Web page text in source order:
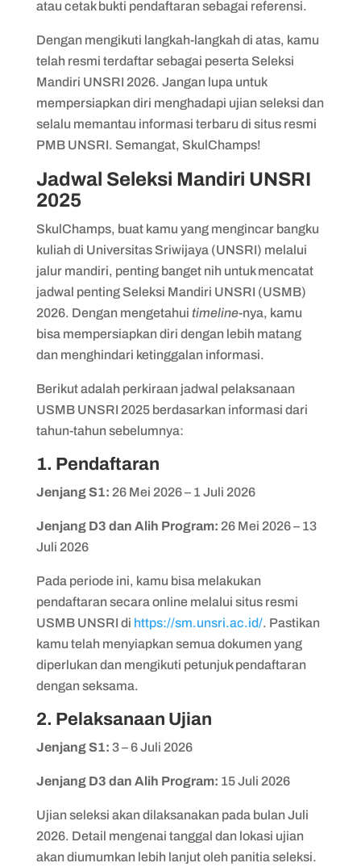
atau cetak bukti pendaftaran sebagai referensi.
Dengan mengikuti langkah-langkah di atas, kamu
telah resmi terdaftar sebagai peserta Seleksi
Mandiri UNSRI 2026. Jangan lupa untuk
mempersiapkan diri menghadapi ujian seleksi dan
selalu memantau informasi terbaru di situs resmi
PMB UNSRI. Semangat, SkulChamps!
Jadwal Seleksi Mandiri UNSRI
2025
SkulChamps, buat kamu yang mengincar bangku
kuliah di Universitas Sriwijaya (UNSRI) melalui
jalur mandiri, penting banget nih untuk mencatat
jadwal penting Seleksi Mandiri UNSRI (USMB)
2026. Dengan mengetahui timeline-nya, kamu
bisa mempersiapkan diri dengan lebih matang
dan menghindari ketinggalan informasi.
Berikut adalah perkiraan jadwal pelaksanaan
USMB UNSRI 2025 berdasarkan informasi dari
tahun-tahun sebelumnya:
1. Pendaftaran
Jenjang S1: 26 Mei 2026 – 1 Juli 2026
Jenjang D3 dan Alih Program: 26 Mei 2026 – 13
Juli 2026
Pada periode ini, kamu bisa melakukan
pendaftaran secara online melalui situs resmi
USMB UNSRI di https://sm.unsri.ac.id/. Pastikan
kamu telah menyiapkan semua dokumen yang
diperlukan dan mengikuti petunjuk pendaftaran
dengan seksama.
2. Pelaksanaan Ujian
Jenjang S1: 3 – 6 Juli 2026
Jenjang D3 dan Alih Program: 15 Juli 2026
Ujian seleksi akan dilaksanakan pada bulan Juli
2026. Detail mengenai tanggal dan lokasi ujian
akan diumumkan lebih lanjut oleh panitia seleksi.